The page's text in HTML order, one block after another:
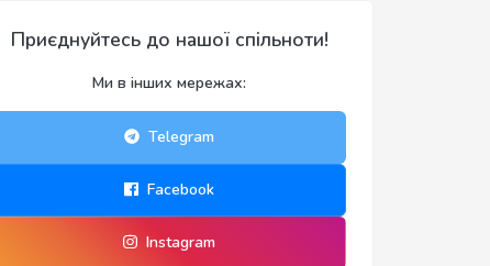
Приєднуйтесь до нашої спільноти!
Ми в інших мережах:
Telegram
Facebook
Instagram